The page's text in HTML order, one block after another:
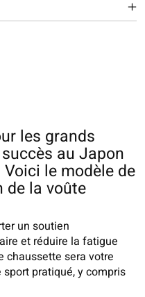
les grands
au Japon
le modèle de
de la voûte
un soutien
et réduire la fatigue
chaussette sera votre
pratiqué, y compris